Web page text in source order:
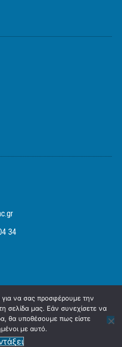
34
Πολιτική Cookies
|COSMOTE NewSite4U
να σας προσφέρουμε την
σελίδα μας. Εάν συνεχίσετε να
θα υποθέσουμε πως είστε
με αυτό.